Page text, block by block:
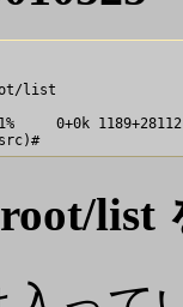
list
0+0k
list